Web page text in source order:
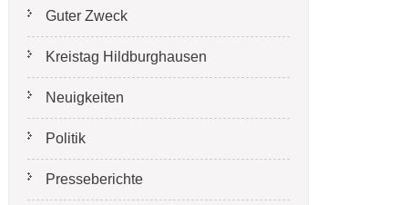
Guter Zweck
Kreistag Hildburghausen
Neuigkeiten
Politik
Presseberichte